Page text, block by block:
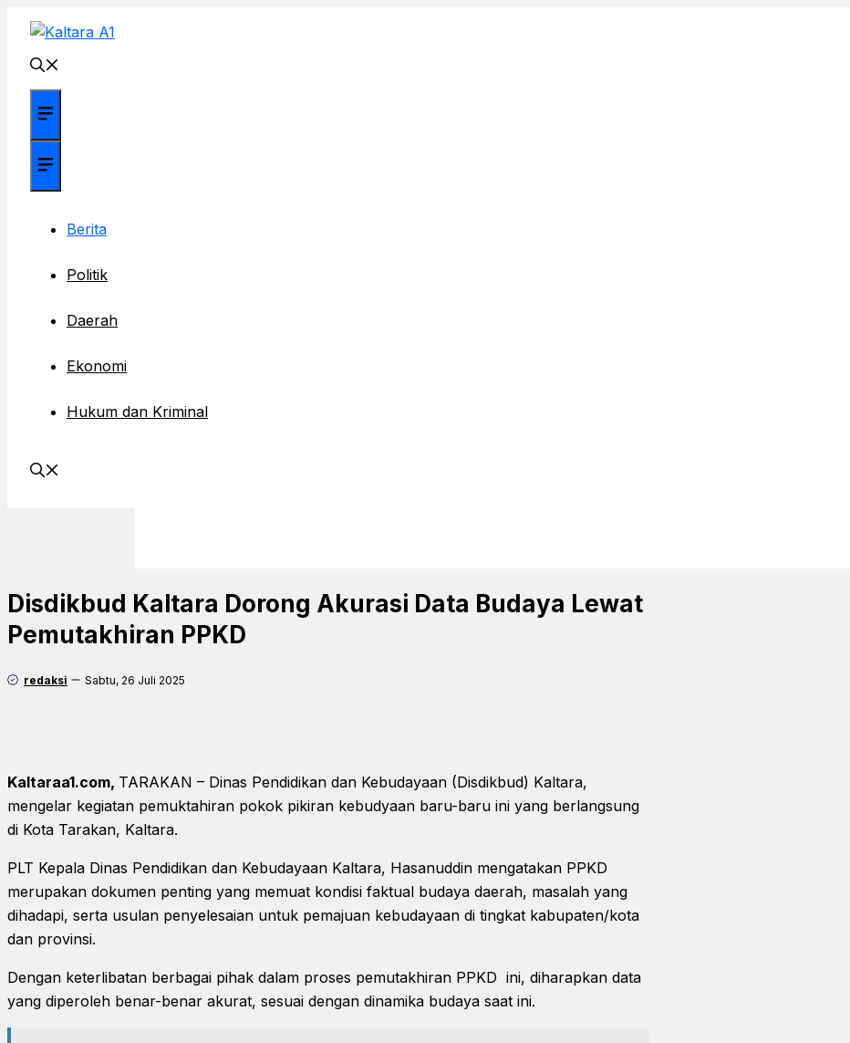
Langsung
Menu
Berita
Politik
Daerah
Ekonomi
Hukum dan Kriminal
Disdikbud Kaltara Dorong Akurasi Data Budaya Lewat
Pemutakhiran PPKD
redaksi Sabtu, 26 Juli 2025
Kaltaraa1.com, TARAKAN – Dinas Pendidikan dan Kebudayaan (Disdikbud) Kaltara,
mengelar kegiatan pemuktahiran pokok pikiran kebudyaan baru-baru ini yang berlangsung
di Kota Tarakan, Kaltara.
PLT Kepala Dinas Pendidikan dan Kebudayaan Kaltara, Hasanuddin mengatakan PPKD
merupakan dokumen penting yang memuat kondisi faktual budaya daerah, masalah yang
dihadapi, serta usulan penyelesaian untuk pemajuan kebudayaan di tingkat kabupaten/kota
dan provinsi.
Dengan keterlibatan berbagai pihak dalam proses pemutakhiran PPKD ini, diharapkan data
yang diperoleh benar-benar akurat, sesuai dengan dinamika budaya saat ini.